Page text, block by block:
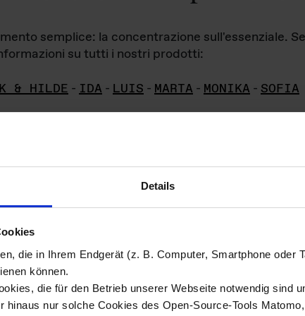
Details
die in Ihrem Endgerät (z. B. Computer, Smartphone oder
können.
die für den Betrieb unserer Webseite notwendig sind
hinaus nur solche Cookies des Open-Source-Tools
semplice: la concentrazione sull'essenziale.
su tutti i nostri prodotti:
& HILDE - IDA - LUIS - MARTA - MONIKA - SOFIA
di
materiale fotografico sono detenuti daDas